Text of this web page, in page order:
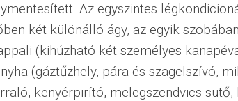
Az egyszintes
két különálló ágy, az egyik
(kihúzható két személyes
(gáztűzhely, pára-és szagelszívó,
kenyérpirító, melegszendvics sütő,